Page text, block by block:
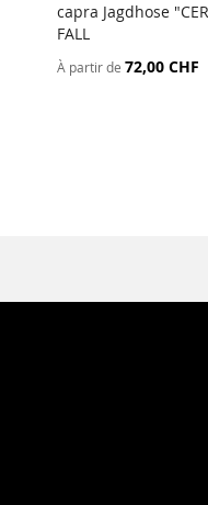
capra Jagdhose
FALL
À partir de 72,00 CHF